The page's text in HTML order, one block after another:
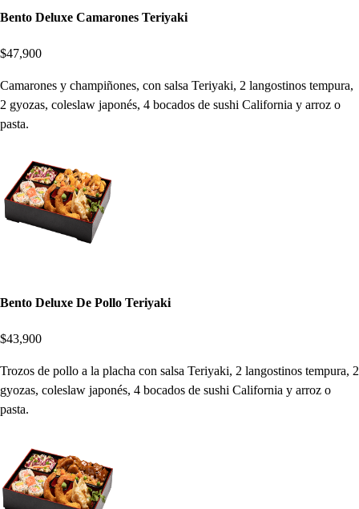
Bento Deluxe Camarones Teriyaki
$47,900
Camarones y champiñones, con salsa Teriyaki, 2 langostinos tempura,
2 gyozas, coleslaw japonés, 4 bocados de sushi California y arroz o
pasta.
Bento Deluxe De Pollo Teriyaki
$43,900
Trozos de pollo a la placha con salsa Teriyaki, 2 langostinos tempura, 2
gyozas, coleslaw japonés, 4 bocados de sushi California y arroz o
pasta.